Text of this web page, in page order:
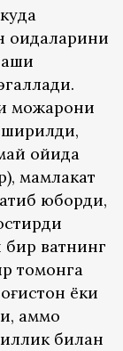
можарони
ойида
мамлакат
юборди,
вақтнинг
томонга
ёки
аммо
билан